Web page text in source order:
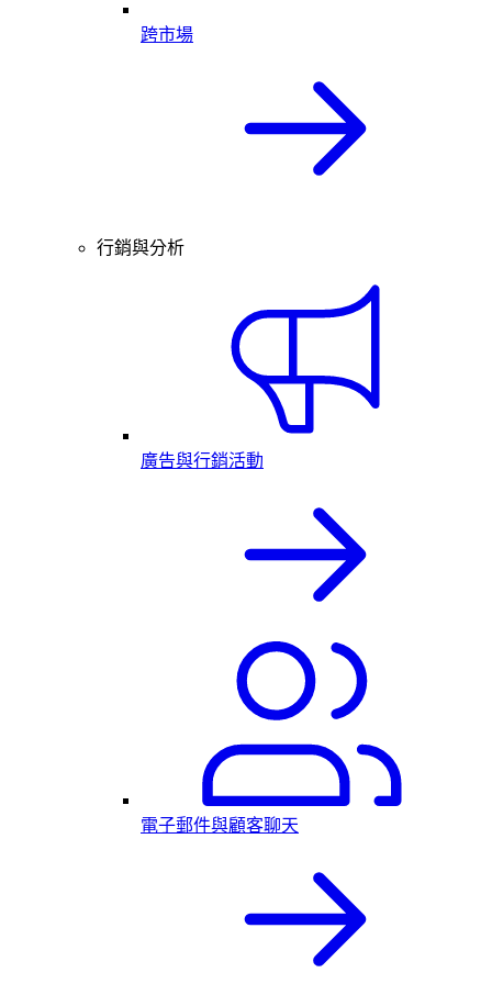
跨市場
行銷與分析
廣告與行銷活動
電子郵件與顧客聊天